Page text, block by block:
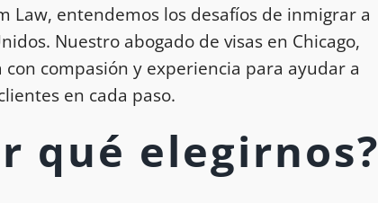
Law, entendemos los desafíos de inmigrar a
Nuestro abogado de visas en Chicago,
con compasión y experiencia para ayudar a
en cada paso.
qué elegirnos?